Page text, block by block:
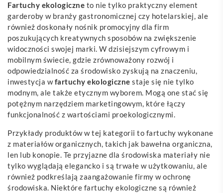
Fartuchy ekologiczne to nie tylko praktyczny element
garderoby w branży gastronomicznej czy hotelarskiej, ale
również doskonały nośnik promocyjny dla firm
poszukujących kreatywnych sposobów na zwiększenie
widoczności swojej marki. W dzisiejszym cyfrowym i
mobilnym świecie, gdzie zrównoważony rozwój i
odpowiedzialność za środowisko zyskują na znaczeniu,
inwestycja wfartuchy ekologiczne staje się nie tylko
modnym, ale także etycznym wyborem. Mogą one stać się
potężnym narzędziem marketingowym, które łączy
funkcjonalność z wartościami proekologicznymi.
Przykłady produktów w tej kategorii to fartuchy wykonane
z materiałów organicznych, takich jak bawełna organiczna,
len lub konopie. Te przyjazne dla środowiska materiały nie
tylko wyglądają elegancko i są trwałe w użytkowaniu, ale
również podkreślają zaangażowanie firmy w ochronę
środowiska. Niektóre fartuchy ekologiczne są również